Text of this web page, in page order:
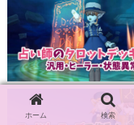
ホーム 検索